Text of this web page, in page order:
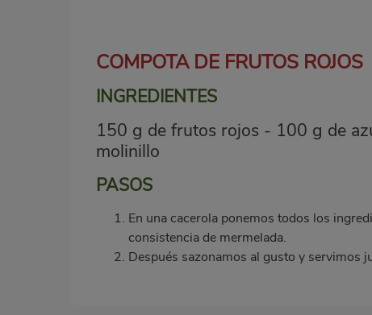
COMPOTA DE FRUTOS ROJOS
INGREDIENTES
150 g de frutos rojos - 100 g de
molinillo
PASOS
En una cacerola ponemos todos los
consistencia de mermelada.
Después sazonamos al gusto y servimos